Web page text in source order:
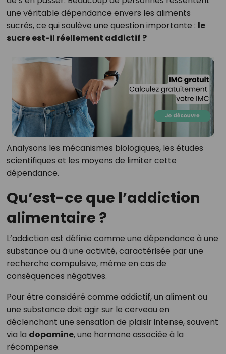
une véritable dépendance envers les aliments
sucrés, ce qui soulève une question importante : le
sucre est-il réellement addictif ?
Analysons les mécanismes biologiques, les études
scientifiques et les moyens de limiter cette
dépendance.
Qu’est-ce que l’addiction
alimentaire ?
L’addiction est définie comme une dépendance à une
substance ou à une activité, caractérisée par une
recherche compulsive, même en cas de
conséquences négatives.
Pour être considéré comme addictif, un aliment ou
une substance doit agir sur le cerveau en
déclenchant une sensation de plaisir intense, souvent
via la dopamine, une hormone associée à la
récompense.